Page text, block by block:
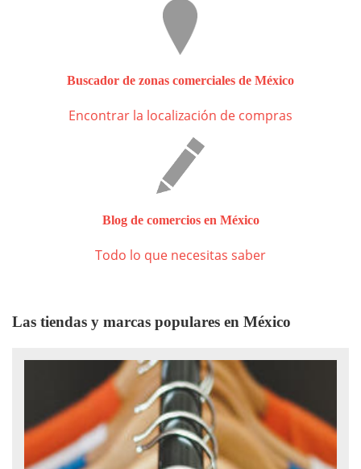
Buscador de zonas comerciales de México
Encontrar la localización de compras
Blog de comercios en México
Todo lo que necesitas saber
Las tiendas y marcas populares en México